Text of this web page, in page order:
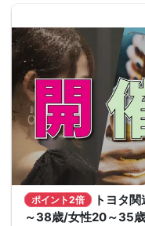
ポイント2倍
トヨタ
～38歳/女性20～35